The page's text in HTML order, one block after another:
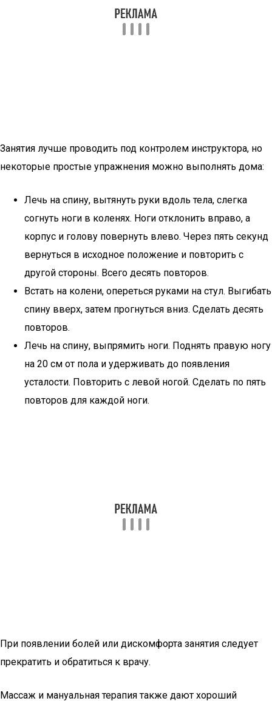
Занятия лучше проводить под контролем инструктора, но
некоторые простые упражнения можно выполнять дома:
Лечь на спину, вытянуть руки вдоль тела, слегка
согнуть ноги в коленях. Ноги отклонить вправо, а
корпус и голову повернуть влево. Через пять секунд
вернуться в исходное положение и повторить с
другой стороны. Всего десять повторов.
Встать на колени, опереться руками на стул. Выгибать
спину вверх, затем прогнуться вниз. Сделать десять
повторов.
Лечь на спину, выпрямить ноги. Поднять правую ногу
на 20 см от пола и удерживать до появления
усталости. Повторить с левой ногой. Сделать по пять
повторов для каждой ноги.
При появлении болей или дискомфорта занятия следует
прекратить и обратиться к врачу.
Массаж и мануальная терапия также дают хороший